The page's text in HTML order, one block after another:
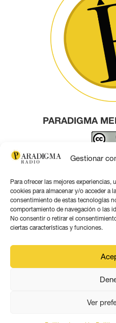
Gestionar
Para ofrecer las mejores
cookies para almacenar y/o acceder a
consentimiento de estas tecnologías
comportamiento de navegación o las
No consentir o retirar el
ciertas características y funciones.
Ver
PARADIGMA
Este obra está bajo una
Contacto
Aviso
Política de